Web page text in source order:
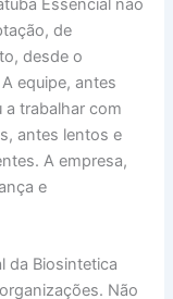
Essencial não
de
desde o
equipe, antes
a trabalhar com
antes lentos e
A empresa,
e
da Biosintetica
Não